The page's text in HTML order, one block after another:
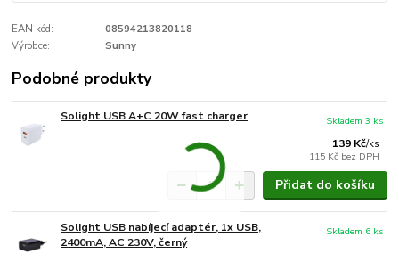
EAN kód:
08594213820118
Výrobce:
Sunny
Podobné produkty
Solight USB A+C 20W fast charger
139 Kč/ks
115 Kč bez DPH
Skladem 3 ks
Přidat do košíku
Solight USB nabíjecí adaptér, 1x USB,
2400mA, AC 230V, černý
Skladem 6 ks